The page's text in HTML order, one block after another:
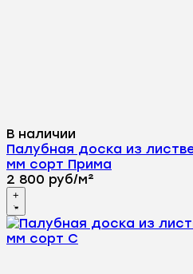
В наличии
Палубная доска из
мм сорт Прима
2 800 руб/м²
+